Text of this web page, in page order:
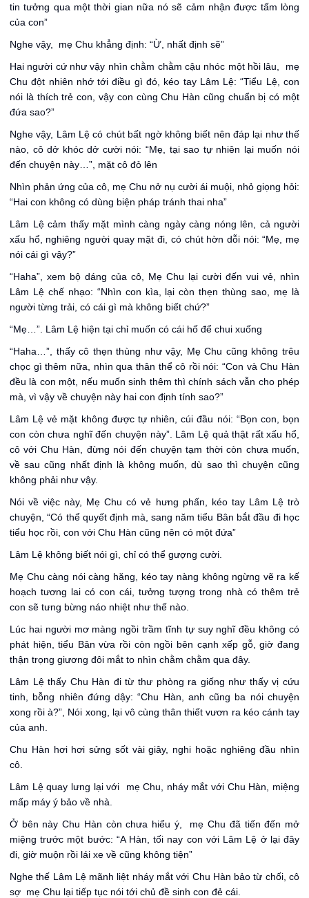
tin tưởng qua một thời gian nữa nó sẽ cảm nhận được tấm lòng
của con”
Nghe vậy, mẹ Chu khẳng định: “Ừ, nhất định sẽ”
Hai người cứ như vậy nhìn chằm chằm cậu nhóc một hồi lâu, mẹ
Chu đột nhiên nhớ tới điều gì đó, kéo tay Lâm Lệ: “Tiểu Lệ, con
nói là thích trẻ con, vậy con cùng Chu Hàn cũng chuẩn bị có một
đứa sao?”
Nghe vậy, Lâm Lệ có chút bất ngờ không biết nên đáp lại như thế
nào, cô dở khóc dở cười nói: “Mẹ, tại sao tự nhiên lại muốn nói
đến chuyện này…”, mặt cô đỏ lên
Nhìn phản ứng của cô, mẹ Chu nở nụ cười ái muội, nhỏ giọng hỏi:
“Hai con không có dùng biện pháp tránh thai nha”
Lâm Lệ cảm thấy mặt mình càng ngày càng nóng lên, cả người
xấu hổ, nghiêng người quay mặt đi, có chút hờn dỗi nói: “Mẹ, mẹ
nói cái gì vậy?”
“Haha”, xem bộ dáng của cô, Mẹ Chu lại cười đến vui vẻ, nhìn
Lâm Lệ chế nhạo: “Nhìn con kìa, lại còn thẹn thùng sao, mẹ là
người từng trải, có cái gì mà không biết chứ?”
“Mẹ…”. Lâm Lệ hiện tại chỉ muốn có cái hố để chui xuống
“Haha…”, thấy cô thẹn thùng như vậy, Mẹ Chu cũng không trêu
chọc gì thêm nữa, nhìn qua thân thể cô rồi nói: “Con và Chu Hàn
đều là con một, nếu muốn sinh thêm thì chính sách vẫn cho phép
mà, vì vậy về chuyện này hai con định tính sao?”
Lâm Lệ vẻ mặt không được tự nhiên, cúi đầu nói: “Bọn con, bọn
con còn chưa nghĩ đến chuyện này”. Lâm Lệ quả thật rất xấu hổ,
cô với Chu Hàn, đừng nói đến chuyện tạm thời còn chưa muốn,
về sau cũng nhất định là không muốn, dù sao thì chuyện cũng
không phải như vậy.
Nói về việc này, Mẹ Chu có vẻ hưng phấn, kéo tay Lâm Lệ trò
chuyện, “Có thể quyết định mà, sang năm tiểu Bân bắt đầu đi học
tiểu học rồi, con với Chu Hàn cũng nên có một đứa”
Lâm Lệ không biết nói gì, chỉ có thể gượng cười.
Mẹ Chu càng nói càng hăng, kéo tay nàng không ngừng vẽ ra kế
hoạch tương lai có con cái, tưởng tượng trong nhà có thêm trẻ
con sẽ tưng bừng náo nhiệt như thế nào.
Lúc hai người mơ màng ngồi trầm tĩnh tự suy nghĩ đều không có
phát hiện, tiểu Bân vừa rồi còn ngồi bên cạnh xếp gỗ, giờ đang
thận trọng giương đôi mắt to nhìn chằm chằm qua đây.
Lâm Lệ thấy Chu Hàn đi từ thư phòng ra giống như thấy vị cứu
tinh, bỗng nhiên đứng dậy: “Chu Hàn, anh cũng ba nói chuyện
xong rồi à?”, Nói xong, lại vô cùng thân thiết vươn ra kéo cánh tay
của anh.
Chu Hàn hơi hơi sửng sốt vài giây, nghi hoặc nghiêng đầu nhìn
cô.
Lâm Lệ quay lưng lại với mẹ Chu, nháy mắt với Chu Hàn, miệng
mấp máy ý bảo về nhà.
Ở bên này Chu Hàn còn chưa hiểu ý, mẹ Chu đã tiến đến mở
miệng trước một bước: “A Hàn, tối nay con với Lâm Lệ ở lại đây
đi, giờ muộn rồi lái xe về cũng không tiện”
Nghe thế Lâm Lệ mãnh liệt nháy mắt với Chu Hàn bảo từ chối, cô
sợ mẹ Chu lại tiếp tục nói tới chủ đề sinh con đẻ cái.